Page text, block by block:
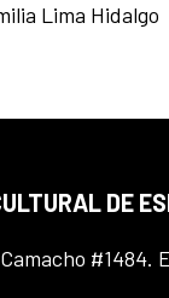
Lima Hidalgo
DE
#1484.